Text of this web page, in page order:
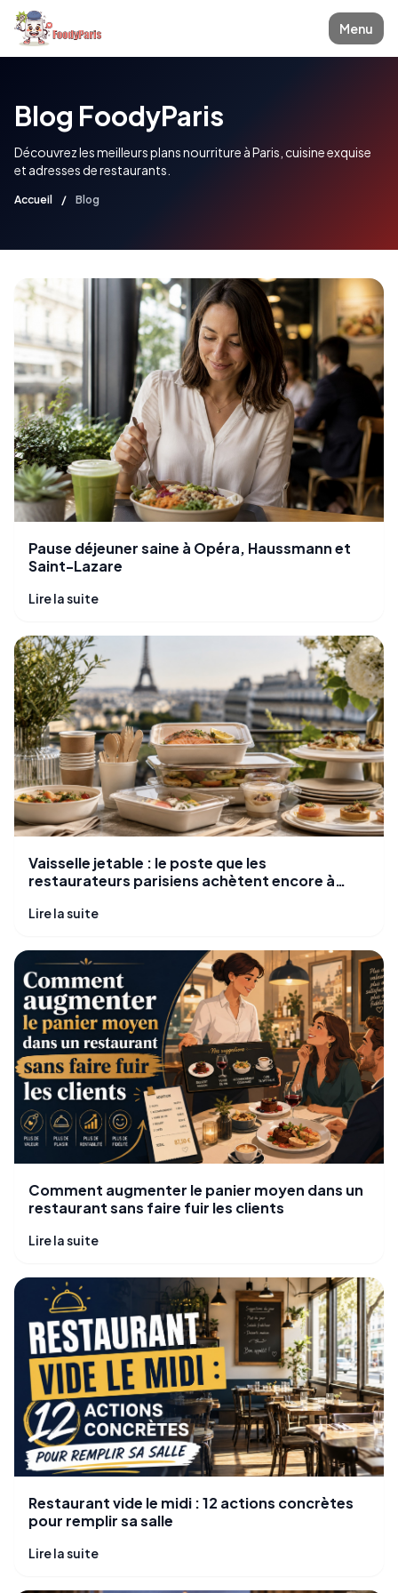
Menu
Blog FoodyParis
Découvrez les meilleurs plans nourriture à Paris, cuisine exquise
et adresses de restaurants.
Accueil / Blog
Pause déjeuner saine à Opéra, Haussmann et
Saint-Lazare
Lire la suite
Vaisselle jetable : le poste que les
restaurateurs parisiens achètent encore à
Lire la suite
Comment augmenter le panier moyen dans un
restaurant sans faire fuir les clients
Lire la suite
Restaurant vide le midi : 12 actions concrètes
pour remplir sa salle
Lire la suite